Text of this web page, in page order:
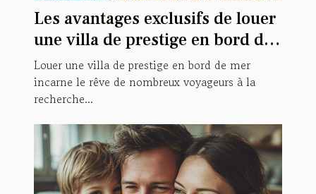
Les avantages exclusifs de louer
une villa de prestige en bord de
mer
Louer une villa de prestige en bord de mer
incarne le rêve de nombreux voyageurs à la
recherche...